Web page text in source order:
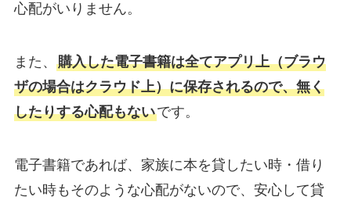
心配がいりません。
また、 購入した電子書籍は全てアプリ上（ブラウ
ザの場合はクラウド上）に保存されるので、無く
したりする心配もないです。
電子書籍であれば、家族に本を貸したい時・借り
たい時もそのような心配がないので、安心して貸